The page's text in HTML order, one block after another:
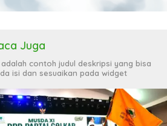
Juga
adalah contoh judul deskripsi yang bisa
isi dan sesuaikan pada widget